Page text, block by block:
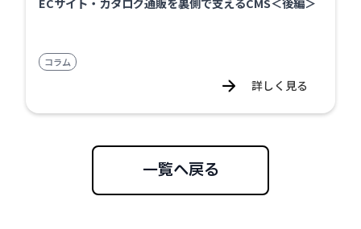
コラム
詳しく見る
一覧へ戻る